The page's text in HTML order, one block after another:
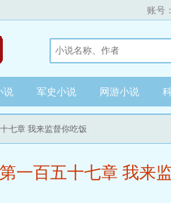
账号：
说 军史小说 网游小说
七章 我来监督你吃饭
第一百五十七章 我来